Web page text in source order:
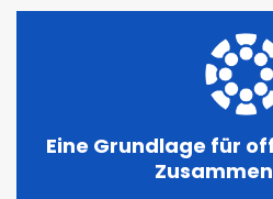
Eine Grundlage für